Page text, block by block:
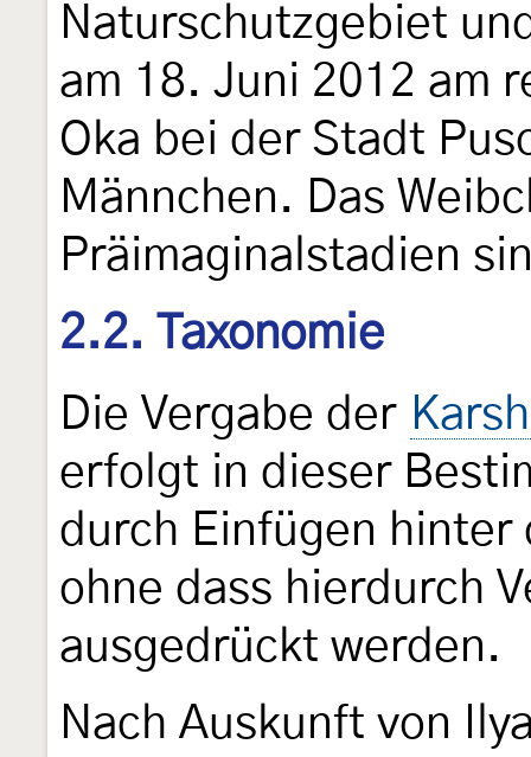
Naturschutzgebiet
am 18. Juni 2012 am
Oka bei der Stadt
Männchen. Das
Präimaginalstadien
2.2. Taxonomie
Die Vergabe der
erfolgt in dieser
durch Einfügen
ohne dass hierdurch
ausgedrückt werden.
Nach Auskunft von